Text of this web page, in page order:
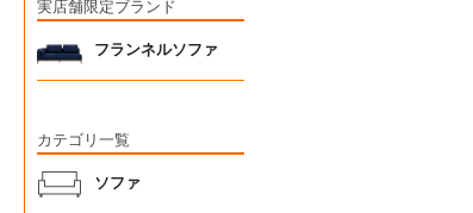
実店舗限定ブランド
フランネルソファ
カテゴリ一覧
ソファ